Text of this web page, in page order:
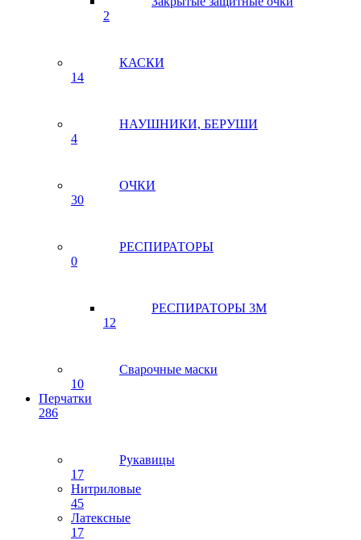
2
КАСКИ
14
НАУШНИКИ, БЕРУШИ
4
ОЧКИ
30
РЕСПИРАТОРЫ
0
РЕСПИРАТОРЫ 3М
12
Сварочные маски
10
Перчатки
286
Рукавицы
17
Нитриловые
45
Латексные
17